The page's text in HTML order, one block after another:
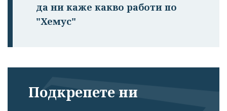
да ни каже какво работи по
"Хемус"
Подкрепете ни